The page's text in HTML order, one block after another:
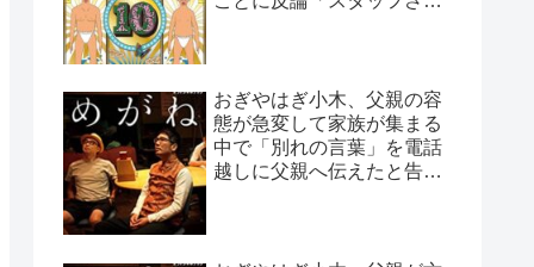
おぎやはぎ小木、父親の容
態が急変して家族が集まる
中で「別れの言葉」を電話
越しに父親へ伝えたと告白